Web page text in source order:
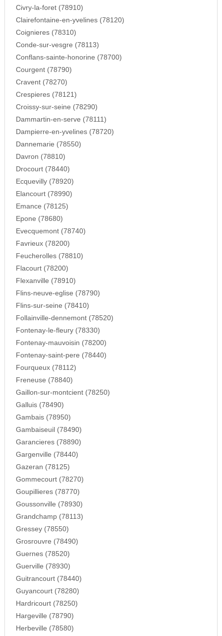
Civry-la-foret (78910)
Clairefontaine-en-yvelines (78120)
Coignieres (78310)
Conde-sur-vesgre (78113)
Conflans-sainte-honorine (78700)
Courgent (78790)
Cravent (78270)
Crespieres (78121)
Croissy-sur-seine (78290)
Dammartin-en-serve (78111)
Dampierre-en-yvelines (78720)
Dannemarie (78550)
Davron (78810)
Drocourt (78440)
Ecquevilly (78920)
Elancourt (78990)
Emance (78125)
Epone (78680)
Evecquemont (78740)
Favrieux (78200)
Feucherolles (78810)
Flacourt (78200)
Flexanville (78910)
Flins-neuve-eglise (78790)
Flins-sur-seine (78410)
Follainville-dennemont (78520)
Fontenay-le-fleury (78330)
Fontenay-mauvoisin (78200)
Fontenay-saint-pere (78440)
Fourqueux (78112)
Freneuse (78840)
Gaillon-sur-montcient (78250)
Galluis (78490)
Gambais (78950)
Gambaiseuil (78490)
Garancieres (78890)
Gargenville (78440)
Gazeran (78125)
Gommecourt (78270)
Goupillieres (78770)
Goussonville (78930)
Grandchamp (78113)
Gressey (78550)
Grosrouvre (78490)
Guernes (78520)
Guerville (78930)
Guitrancourt (78440)
Guyancourt (78280)
Hardricourt (78250)
Hargeville (78790)
Herbeville (78580)